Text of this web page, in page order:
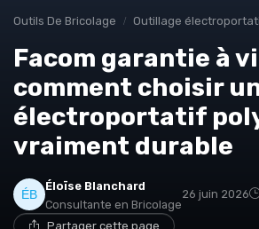
Outils De Bricolage Outillage
Facom garantie à
comment choisir
électroportatif
vraiment durable
Éloïse Blanchard
Consultante en Bricolage
26 juin 2026
Partager cette page